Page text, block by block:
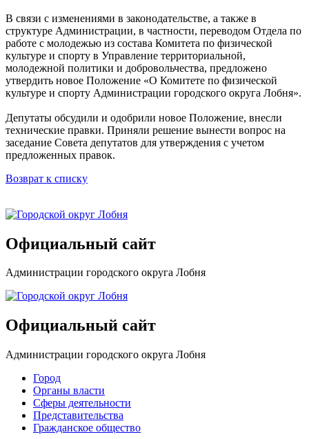
В связи с изменениями в законодательстве, а также в
структуре Администрации, в частности, переводом Отдела по
работе с молодежью из состава Комитета по физической
культуре и спорту в Управление территориальной,
молодежной политики и добровольчества, предложено
утвердить новое Положение «О Комитете по физической
культуре и спорту Администрации городского округа Лобня».
Депутаты обсудили и одобрили новое Положение, внесли
технические правки. Приняли решение вынести вопрос на
заседание Совета депутатов для утверждения с учетом
предложенных правок.
Возврат к списку
Официальный сайт
Администрации городского округа Лобня
Официальный сайт
Администрации городского округа Лобня
Город
Органы власти
Сферы деятельности
Представительства
Гражданское общество